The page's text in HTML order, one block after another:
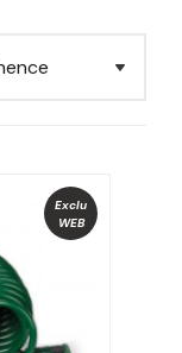
Exclu
WEB